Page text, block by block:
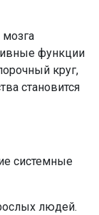
мозга
функции
круг,
становится
системные
людей.